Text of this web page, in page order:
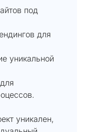
под
для
уникальной
уникален,